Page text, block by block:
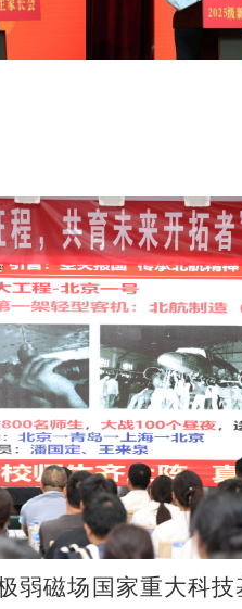
弱磁场国家重大科